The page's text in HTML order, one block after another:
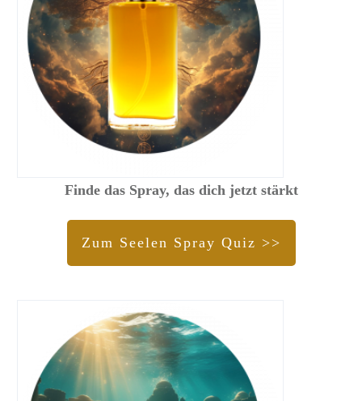
Finde das Spray, das dich jetzt stärkt
Zum Seelen Spray Quiz >>